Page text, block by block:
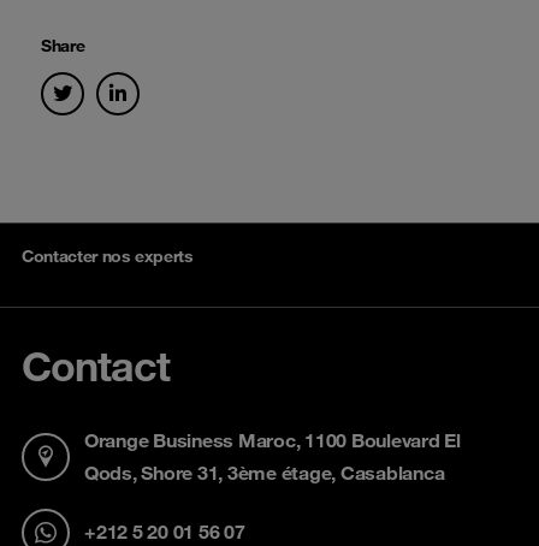
Share
Contacter nos experts
Contact
Orange Business Maroc, 1100 Boulevard El
Qods, Shore 31, 3ème étage, Casablanca
+212 5 20 01 56 07